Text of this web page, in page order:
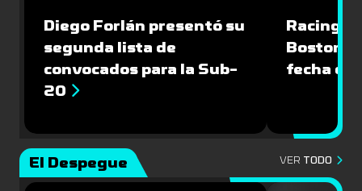
Diego Forlán presentó su
segunda lista de
convocados para la Sub-
20
Racing
Boston
fecha
El Despegue VER TODO